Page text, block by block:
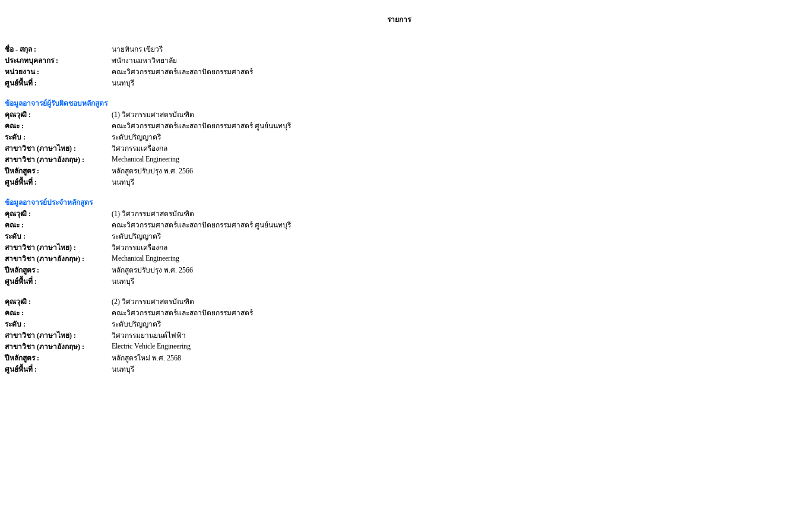
รายการ
ชื่อ - สกุล :
นายทินกร เขียวรี
ประเภทบุคลากร :
พนักงานมหาวิทยาลัย
หน่วยงาน :
คณะวิศวกรรมศาสตร์และสถาปัตยกรรมศาสตร์
ศูนย์พื้นที่ :
นนทบุรี
ข้อมูลอาจารย์ผู้รับผิดชอบหลักสูตร
คุณวุฒิ :
(1) วิศวกรรมศาสตรบัณฑิต
คณะ :
คณะวิศวกรรมศาสตร์และสถาปัตยกรรมศาสตร์ ศูนย์นนทบุรี
ระดับ :
ระดับปริญญาตรี
สาขาวิชา (ภาษาไทย) :
วิศวกรรมเครื่องกล
สาขาวิชา (ภาษาอังกฤษ) :
Mechanical Engineering
ปีหลักสูตร :
หลักสูตรปรับปรุง พ.ศ. 2566
ศูนย์พื้นที่ :
นนทบุรี
ข้อมูลอาจารย์ประจำหลักสูตร
คุณวุฒิ :
(1) วิศวกรรมศาสตรบัณฑิต
คณะ :
คณะวิศวกรรมศาสตร์และสถาปัตยกรรมศาสตร์ ศูนย์นนทบุรี
ระดับ :
ระดับปริญญาตรี
สาขาวิชา (ภาษาไทย) :
วิศวกรรมเครื่องกล
สาขาวิชา (ภาษาอังกฤษ) :
Mechanical Engineering
ปีหลักสูตร :
หลักสูตรปรับปรุง พ.ศ. 2566
ศูนย์พื้นที่ :
นนทบุรี
คุณวุฒิ :
(2) วิศวกรรมศาสตรบัณฑิต
คณะ :
คณะวิศวกรรมศาสตร์และสถาปัตยกรรมศาสตร์
ระดับ :
ระดับปริญญาตรี
สาขาวิชา (ภาษาไทย) :
วิศวกรรมยานยนต์ไฟฟ้า
สาขาวิชา (ภาษาอังกฤษ) :
Electric Vehicle Engineering
ปีหลักสูตร :
หลักสูตรใหม่ พ.ศ. 2568
ศูนย์พื้นที่ :
นนทบุรี